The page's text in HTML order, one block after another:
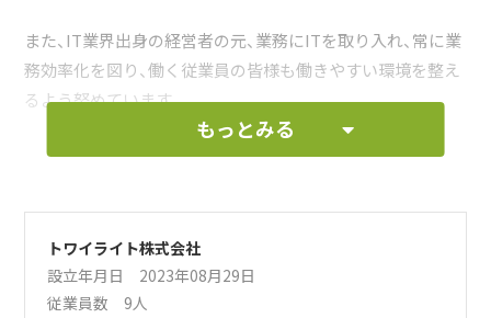
また、IT業界出身の経営者の元、業務にITを取り入れ、常に業
務効率化を図り、働く従業員の皆様も働きやすい環境を整え
るよう努めています。
当社はご利用者様と従業員の皆様の「人生を輝かせたい」を
く、当社で勤務する従業員の皆様が働くことで人生が充実で
きるように、介護業界の知識だけでなく、様々な研修を提供
しております。
もっとみる
トワイライト株式会社
設立年月日 2023年08月29日
従業員数 9人